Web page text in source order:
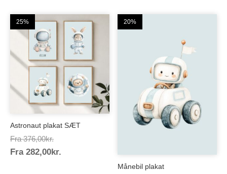
25%
Astronaut plakat SÆT
Fra 376,00kr.Prisinterval:
376,00kr.
Fra 282,00kr.
20%
Månebil plakat